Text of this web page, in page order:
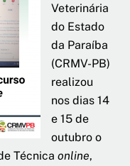
Veterinária
do Estado
da Paraíba
(CRMV-PB)
realizou
nos dias 14
e 15 de
outubro o
Técnicaonline,